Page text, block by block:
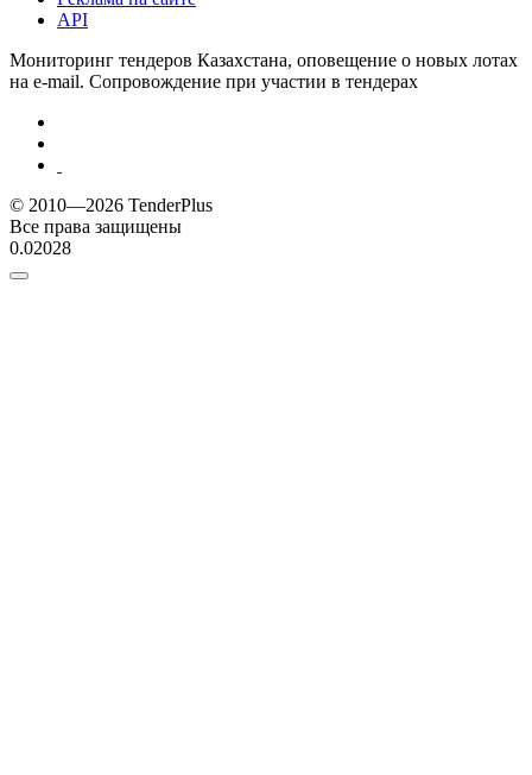
API
Мониторинг тендеров Казахстана, оповещение о новых лотах
на e-mail. Сопровождение при участии в тендерах
© 2010—2026 TenderPlus
Все права защищены
0.02028